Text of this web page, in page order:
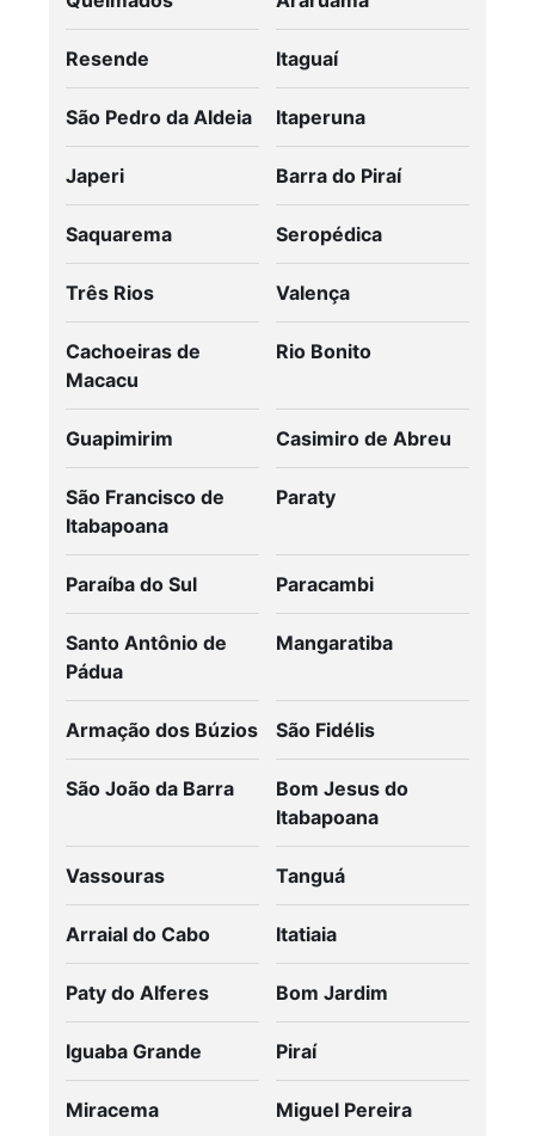
Resende Itaguaí
São Pedro da Aldeia Itaperuna
Japeri Barra do Piraí
Saquarema Seropédica
Três Rios Valença
Cachoeiras de
Macacu
Rio Bonito
Guapimirim Casimiro de Abreu
São Francisco de
Itabapoana
Paraty
Paraíba do Sul Paracambi
Santo Antônio de
Pádua
Mangaratiba
Armação dos Búzios São Fidélis
São João da Barra
Bom Jesus do
Itabapoana
Vassouras Tanguá
Arraial do Cabo Itatiaia
Paty do Alferes Bom Jardim
Iguaba Grande Piraí
Miracema Miguel Pereira